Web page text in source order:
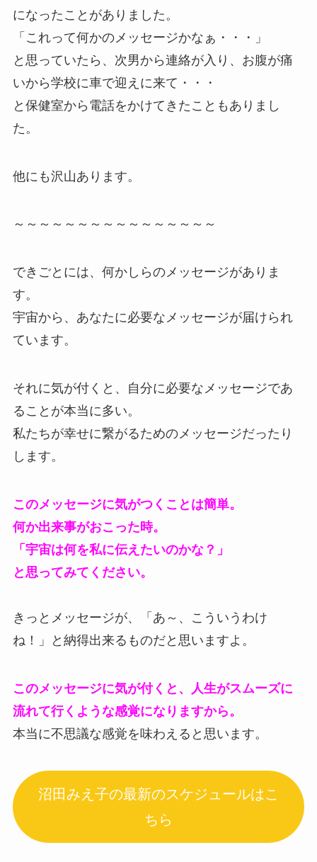
になったことがありました。
「これって何かのメッセージかなぁ・・・」
と思っていたら、次男から連絡が入り、お腹が痛
いから学校に車で迎えに来て・・・
と保健室から電話をかけてきたこともありまし
た。
他にも沢山あります。
～～～～～～～～～～～～～～～～
できごとには、何かしらのメッセージがありま
す。
宇宙から、あなたに必要なメッセージが届けられ
ています。
それに気が付くと、自分に必要なメッセージであ
ることが本当に多い。
私たちが幸せに繋がるためのメッセージだったり
します。
このメッセージに気がつくことは簡単。
何か出来事がおこった時。
「宇宙は何を私に伝えたいのかな？」
と思ってみてください。
きっとメッセージが、「あ～、こういうわけ
ね！」と納得出来るものだと思いますよ。
このメッセージに気が付くと、人生がスムーズに
流れて行くような感覚になりますから。
本当に不思議な感覚を味わえると思います。
沼田みえ子の最新のスケジュールはこ
ちら